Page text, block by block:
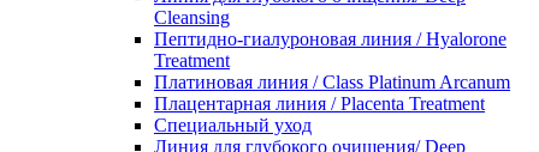
Cleansing
Пептидно-гиалуроновая линия / Hyalorone
Treatment
Платиновая линия / Class Platinum Arcanum
Плацентарная линия / Placenta Treatment
Специальный уход
Линия для глубокого очищения/ Deep